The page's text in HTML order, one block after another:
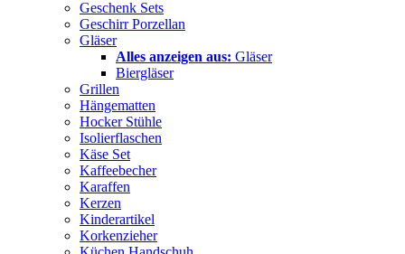
Geschenk Sets
Geschirr Porzellan
Gläser
Alles anzeigen aus: Gläser
Biergläser
Grillen
Hängematten
Hocker Stühle
Isolierflaschen
Käse Set
Kaffeebecher
Karaffen
Kerzen
Kinderartikel
Korkenzieher